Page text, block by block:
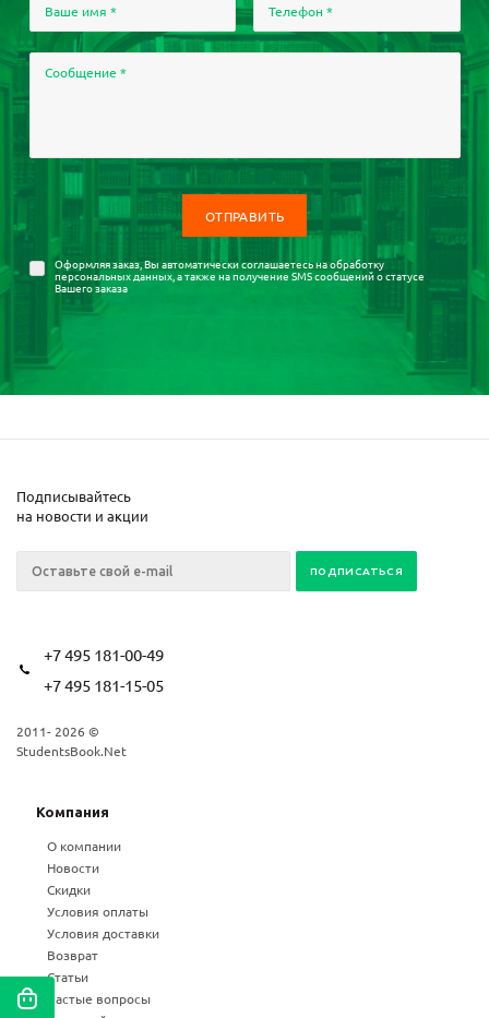
Ваше имя * Телефон *
Сообщение *
Оформляя заказ, Вы автоматически соглашаетесь наобработку
персональных данных, а также на получение SMS сообщений о статусе
Вашего заказа
Подписывайтесь
на новости и акции
+7 495 181-00-49
+7 495 181-15-05
2011- 2026 ©
StudentsBook.Net
Компания
О компании
Новости
Скидки
Условия оплаты
Условия доставки
Возврат
Статьи
Частые вопросы